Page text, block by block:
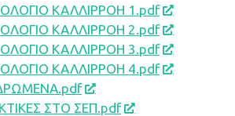
ΚΑΛΛΙΡΡΟΗ 1.pdf
ΚΑΛΛΙΡΡΟΗ 2.pdf
ΚΑΛΛΙΡΡΟΗ 3.pdf
ΚΑΛΛΙΡΡΟΗ 4.pdf
ΣΤΟ ΣΕΠ.pdf